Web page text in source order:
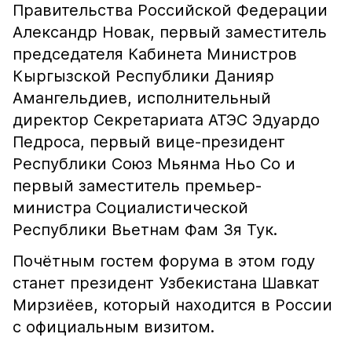
Правительства Российской Федерации
Александр Новак, первый заместитель
председателя Кабинета Министров
Кыргызской Республики Данияр
Амангельдиев, исполнительный
директор Секретариата АТЭС Эдуардо
Педроса, первый вице-президент
Республики Союз Мьянма Ньо Со и
первый заместитель премьер-
министра Социалистической
Республики Вьетнам Фам Зя Тук.
Почётным гостем форума в этом году
станет президент Узбекистана Шавкат
Мирзиёев, который находится в России
с официальным визитом.